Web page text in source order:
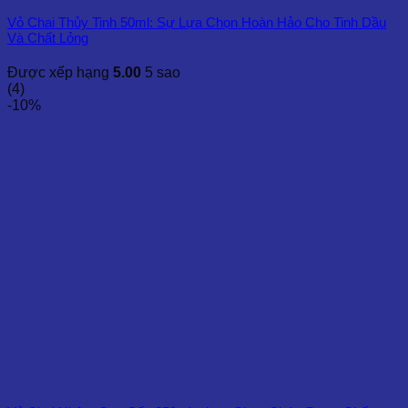
Vỏ Chai Thủy Tinh 50ml: Sự Lựa Chọn Hoàn Hảo Cho Tinh Dầu
Và Chất Lỏng
Được xếp hạng 5.00 5 sao
(4)
-10%